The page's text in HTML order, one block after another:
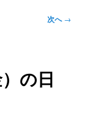
次へ→
の日